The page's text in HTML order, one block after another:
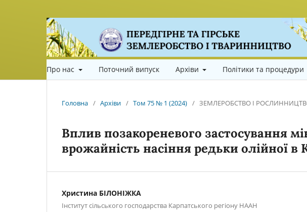
Про нас Поточний випуск Архіви Політики та процедури
Головна / Архіви / Том 75 № 1 (2024) / ЗЕМЛЕРОБСТВО І
Вплив позакореневого застосування
врожайність насіння редьки олійної в
Христина БІЛОНІЖКА
Інститут сільського господарства Карпатського регіону НААН